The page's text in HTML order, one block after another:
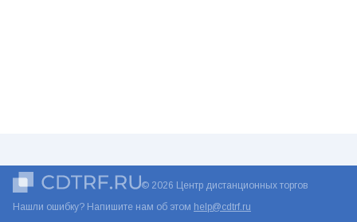
© 2026 Центр дистанционных торгов
Нашли ошибку? Напишите нам об этом help@cdtrf.ru